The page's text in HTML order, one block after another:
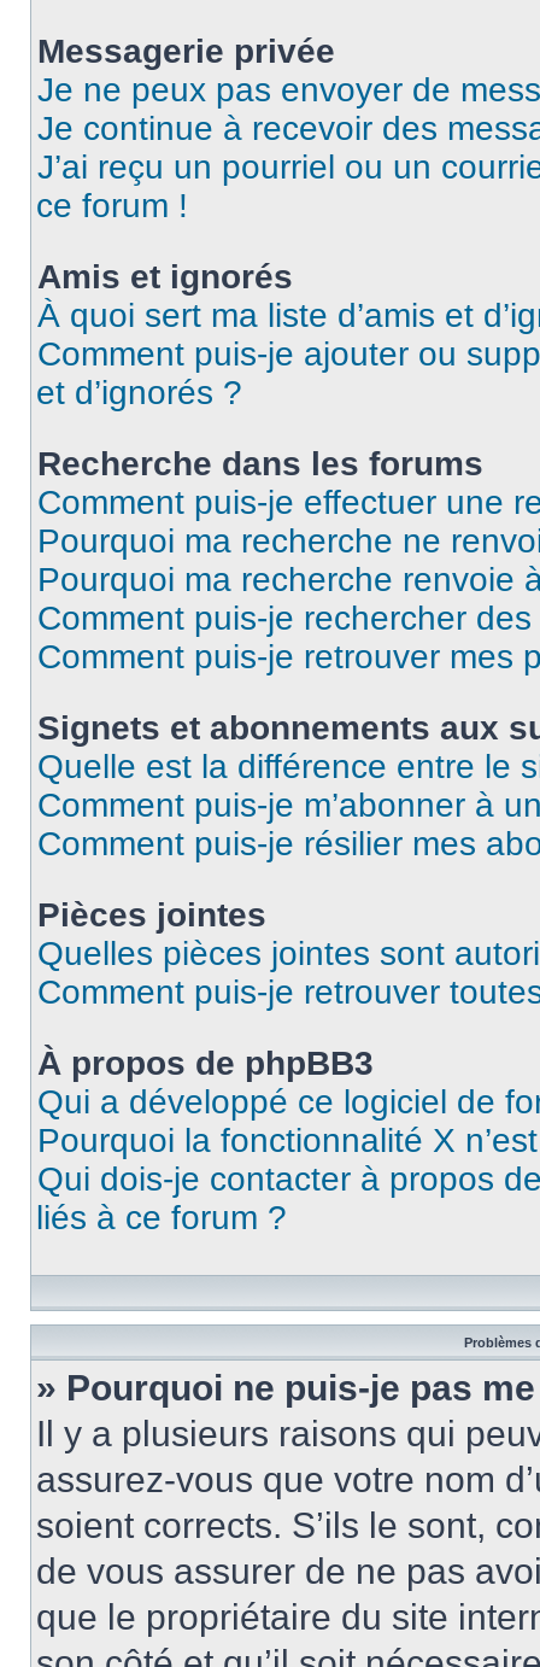
Messagerie privée
Je ne peux pas envoyer de
Je continue à recevoir des
J’ai reçu un pourriel ou un
ce forum !
Amis et ignorés
À quoi sert ma liste d’amis et
Comment puis-je ajouter ou
et d’ignorés ?
Recherche dans les forums
Comment puis-je effectuer une
Pourquoi ma recherche ne
Pourquoi ma recherche renvoie
Comment puis-je rechercher
Comment puis-je retrouver mes
Signets et abonnements aux
Quelle est la différence entre le
Comment puis-je m’abonner à
Comment puis-je résilier mes
Pièces jointes
Quelles pièces jointes sont
Comment puis-je retrouver
À propos de phpBB3
Qui a développé ce logiciel de
Pourquoi la fonctionnalité X
Qui dois-je contacter à propos
liés à ce forum ?
Problèmes
» Pourquoi ne puis-je pas
Il y a plusieurs raisons qui
assurez-vous que votre nom
soient corrects. S’ils le sont,
de vous assurer de ne pas
que le propriétaire du site